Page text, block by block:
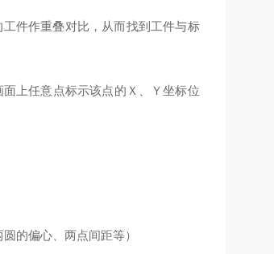
件作重叠对比，从而找到工件与标
上任意点标示该点的Ｘ、Ｙ坐标位
的偏心、两点间距等）